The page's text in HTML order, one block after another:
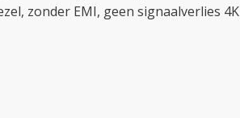
zonder EMI, geen signaalverlies 4K